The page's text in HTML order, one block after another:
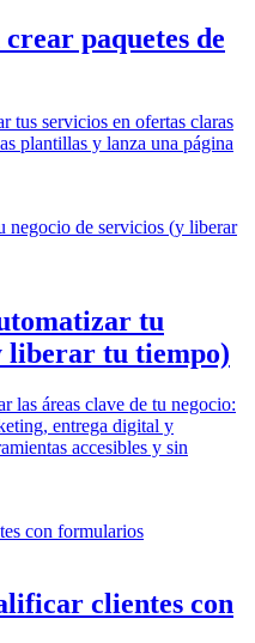
paquetes de
tus servicios en ofertas claras
plantillas y lanza una página
tu
liberar tu tiempo)
las áreas clave de tu negocio:
entrega digital y
accesibles y sin
clientes con